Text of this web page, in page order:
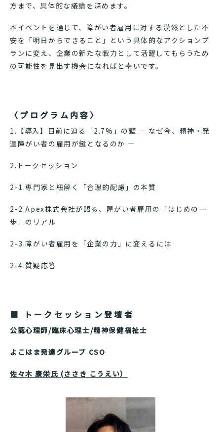
方まで、具体的な議論を深めます。
本イベントを通じて、障がい者雇用に対する漠然とした不
安を「明日からできること」という具体的なアクションプ
ランに変え、企業の新たな戦力として活躍してもらうため
の可能性を見出す機会になればと幸いです。
〈プログラム内容〉
1.【導入】目前に迫る「2.7%」の壁 ― なぜ今、精神・発
達障がい者の雇用が鍵となるのか ―
2.トークセッション
2-1.専門家と紐解く「合理的配慮」の本質
2-2.Apex株式会社が語る、障がい者雇用の「はじめの一
歩」のリアル
2-3.障がい者雇用を「企業の力」に変えるには
2-4.質疑応答
■ トークセッション登壇者
公認心理師/臨床心理士/精神保健福祉士
よこはま発達グループ CSO
佐々木 康栄氏 (ささき こうえい）